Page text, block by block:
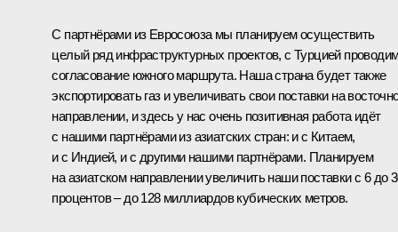
С партнёрами из Евросоюза мы планируем осуществить
целый ряд инфраструктурных проектов, с Турцией
согласование южного маршрута. Наша страна будет также
экспортировать газ и увеличивать свои поставки на
направлении, и здесь у нас очень позитивная работа идёт
с нашими партнёрами из азиатских стран: и с Китаем,
и с Индией, и с другими нашими партнёрами. Планируем
на азиатском направлении увеличить наши поставки с 6 до
процентов – до 128 миллиардов кубических метров.